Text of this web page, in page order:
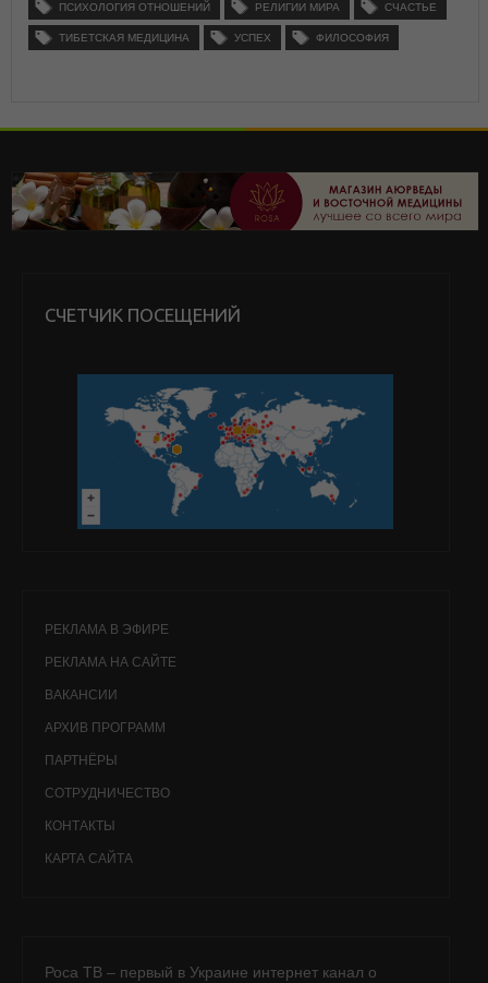
ПСИХОЛОГИЯ ОТНОШЕНИЙ РЕЛИГИИ МИРА СЧАСТЬЕ
ТИБЕТСКАЯ МЕДИЦИНА УСПЕХ ФИЛОСОФИЯ
СЧЕТЧИК ПОСЕЩЕНИЙ
РЕКЛАМА В ЭФИРЕ
РЕКЛАМА НА САЙТЕ
ВАКАНСИИ
АРХИВ ПРОГРАММ
ПАРТНЁРЫ
СОТРУДНИЧЕСТВО
КОНТАКТЫ
КАРТА САЙТА
Роса ТВ – первый в Украине интернет канал о